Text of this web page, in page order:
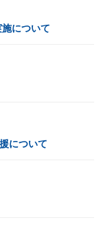
について
について